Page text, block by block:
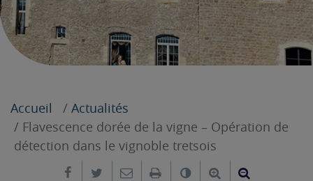
Accueil
Actualités
Flavescence dorée de la vigne – Opération de
détection dans le vignoble tretsois
Partager sur Facebook
Partager sur Twitter
Envoyer par e-mail
ImprimerChanger leAgrandir le